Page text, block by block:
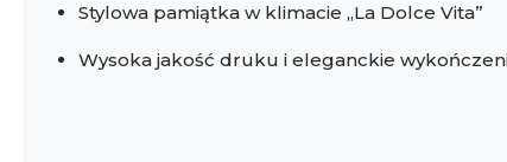
Stylowa pamiątka w klimacie „La Dolce Vita”
Wysoka jakość druku i eleganckie